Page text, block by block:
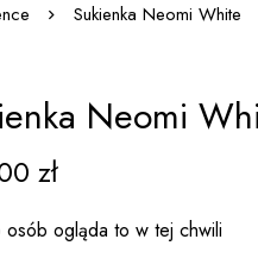
Sukienka Neomi White
Neomi
zł
osób ogląda to w tej chwili